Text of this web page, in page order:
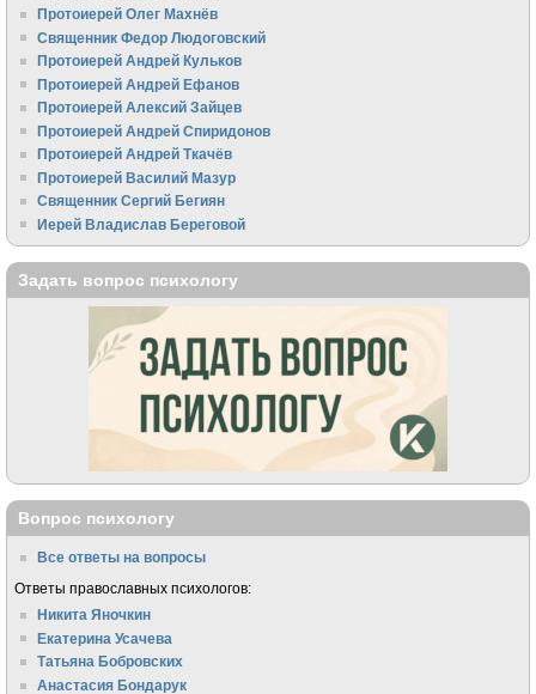
Протоиерей Олег Махнёв
Священник Федор Людоговский
Протоиерей Андрей Кульков
Протоиерей Андрей Ефанов
Протоиерей Алексий Зайцев
Протоиерей Андрей Спиридонов
Протоиерей Андрей Ткачёв
Протоиерей Василий Мазур
Священник Сергий Бегиян
Иерей Владислав Береговой
Задать вопрос психологу
Вопрос психологу
Все ответы на вопросы
Ответы православных психологов:
Никита Яночкин
Екатерина Усачева
Татьяна Бобровских
Анастасия Бондарук